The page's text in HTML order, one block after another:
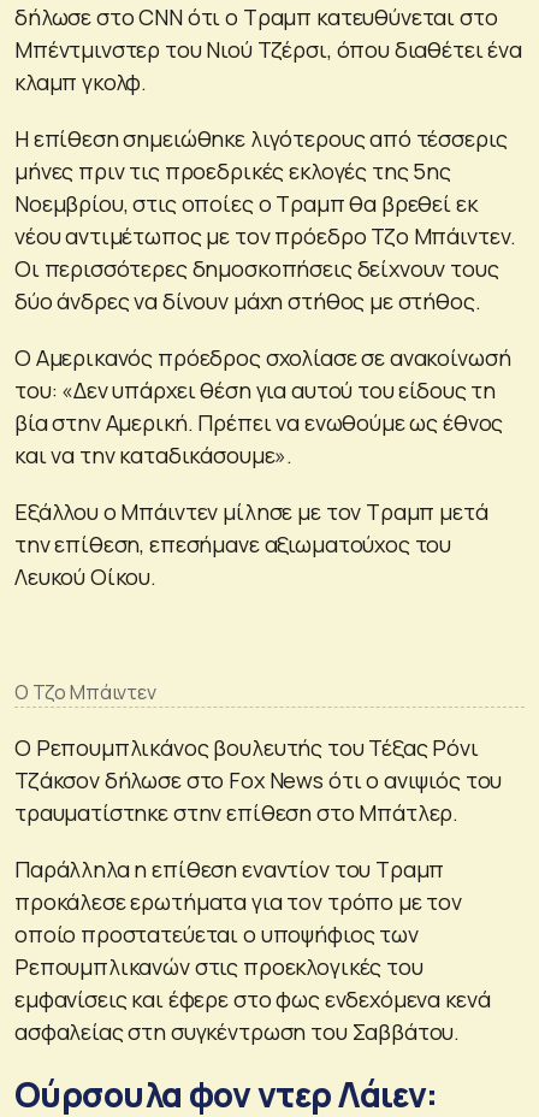
δήλωσε στο CNN ότι ο Τραμπ κατευθύνεται στο
Μπέντμινστερ του Νιού Τζέρσι, όπου διαθέτει ένα
κλαμπ γκολφ.
Η επίθεση σημειώθηκε λιγότερους από τέσσερις
μήνες πριν τις προεδρικές εκλογές της 5ης
Νοεμβρίου, στις οποίες ο Τραμπ θα βρεθεί εκ
νέου αντιμέτωπος με τον πρόεδρο Τζο Μπάιντεν.
Οι περισσότερες δημοσκοπήσεις δείχνουν τους
δύο άνδρες να δίνουν μάχη στήθος με στήθος.
Ο Αμερικανός πρόεδρος σχολίασε σε ανακοίνωσή
του: «Δεν υπάρχει θέση για αυτού του είδους τη
βία στην Αμερική. Πρέπει να ενωθούμε ως έθνος
και να την καταδικάσουμε».
Εξάλλου ο Μπάιντεν μίλησε με τον Τραμπ μετά
την επίθεση, επεσήμανε αξιωματούχος του
Λευκού Οίκου.
Ο Τζο Μπάιντεν
Ο Ρεπουμπλικάνος βουλευτής του Τέξας Ρόνι
Τζάκσον δήλωσε στο Fox News ότι ο ανιψιός του
τραυματίστηκε στην επίθεση στο Μπάτλερ.
Παράλληλα η επίθεση εναντίον του Τραμπ
προκάλεσε ερωτήματα για τον τρόπο με τον
οποίο προστατεύεται ο υποψήφιος των
Ρεπουμπλικανών στις προεκλογικές του
εμφανίσεις και έφερε στο φως ενδεχόμενα κενά
ασφαλείας στη συγκέντρωση του Σαββάτου.
Ούρσουλα φον ντερ Λάιεν: